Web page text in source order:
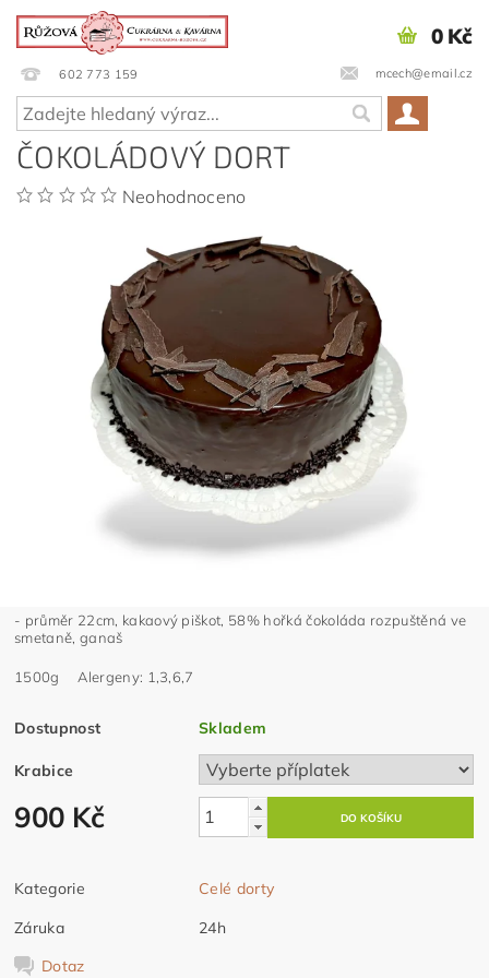
602 773 159 mcech@email.cz
0 Kč
ČOKOLÁDOVÝ DORT
Neohodnoceno
- průměr 22cm, kakaový piškot, 58% hořká čokoláda rozpuštěná ve
smetaně, ganaš
1500g Alergeny: 1,3,6,7
Dostupnost Skladem
Krabice
900 Kč
Kategorie
Celé dorty
Záruka
24h
Dotaz